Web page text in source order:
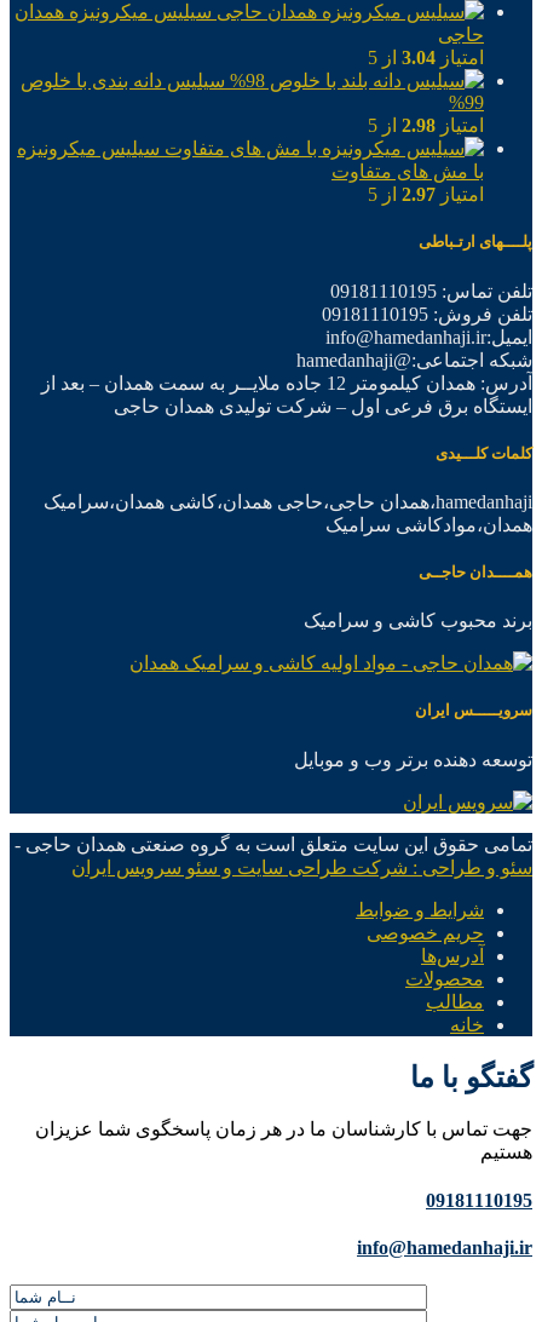
سیلیس میکرونیزه همدان
حاجی
امتیاز 3.04 از 5
سیلیس دانه بندی با خلوص
99%
امتیاز 2.98 از 5
سیلیس میکرونیزه
با مش های متفاوت
امتیاز 2.97 از 5
پلــــهای ارتـباطی
تلفن تماس: 09181110195
تلفن فروش: 09181110195
ایمیل:info@hamedanhaji.ir
شبکه اجتماعی:@hamedanhaji
آدرس: همدان کیلمومتر 12 جاده ملایــر به سمت همدان – بعد از
ایستگاه برق فرعی اول – شرکت تولیدی همدان حاجی
کلمات کلـــیدی
hamedanhaji،همدان حاجی،حاجی همدان،کاشی همدان،سرامیک
همدان،موادکاشی سرامیک
همــــدان حاجــی
برند محبوب کاشی و سرامیک
سرویـــــس ایران
توسعه دهنده برتر وب و موبایل
تمامی حقوق این سایت متعلق است به گروه صنعتی همدان حاجی -
سئو و طراحی : شرکت طراحی سایت و سئو سرویس ایران
شرایط و ضوابط
حریم خصوصی
آدرس‌ها
محصولات
مطالب
خانه
گفتگو با ما
جهت تماس با کارشناسان ما در هر زمان پاسخگوی شما عزیزان
هستیم
09181110195
info@hamedanhaji.ir